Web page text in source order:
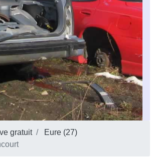
gratuit
Eure (27)